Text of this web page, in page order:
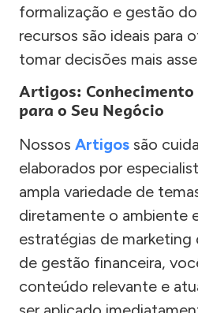
formalização e gestão
recursos são ideais para
tomar decisões mais
Artigos:
para o Seu Negócio
Nossos Artigos são
elaborados por
ampla variedade de
diretamente o ambiente
estratégias de
de gestão financeira,
conteúdo relevante e